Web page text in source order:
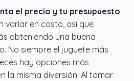
el precio y tu presupuesto.
variar en costo, así que
obteniendo una buena
No siempre el juguete más
hay opciones más
la misma diversión. Al tomar